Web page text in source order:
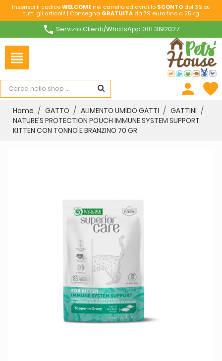
Inserisci il codiceWELCOMEnel carrello ed avrai lo SCONTOdel 3% su
tutti gli articoli! | Consegna GRATUITAda 79 euro fino a 25 kg
phone Servizio Clienti/WhatsApp 081.3192027
view_headline
person favorite
Home GATTO ALIMENTO UMIDO GATTI
GATTINI
NATURE'S PROTECTION POUCH IMMUNE SYSTEM SUPPORT
KITTEN CON TONNO E BRANZINO 70 GR